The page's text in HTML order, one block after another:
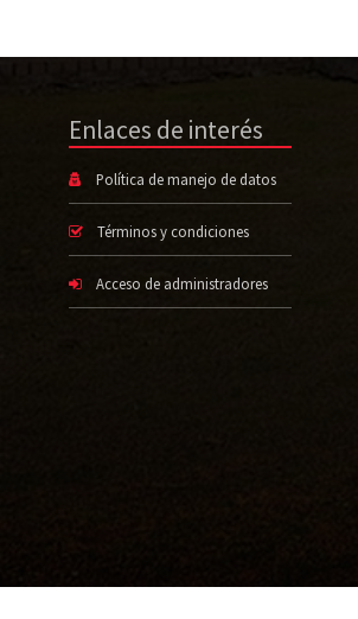
Enlaces de interés
Política de manejo de datos
Términos y condiciones
Acceso de administradores